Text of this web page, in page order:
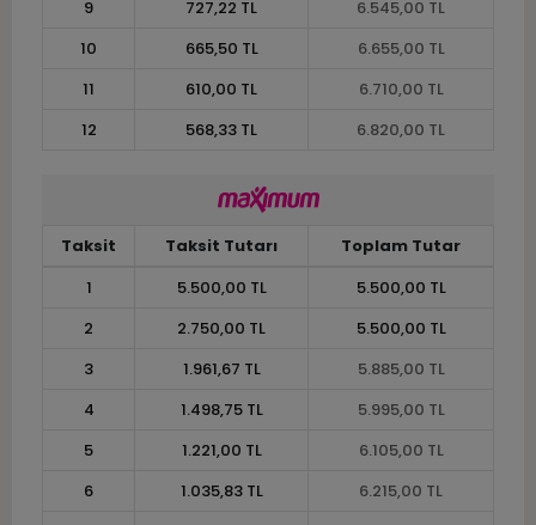
9 727,22 TL
6.545,00 TL
10
665,50 TL
6.655,00 TL
11
610,00 TL
6.710,00 TL
12
568,33 TL 6.820,00 TL
Taksit Taksit Tutarı
Toplam Tutar
1
5.500,00 TL
5.500,00 TL
2
2.750,00 TL
5.500,00 TL
3
1.961,67 TL
5.885,00 TL
4
1.498,75 TL
5.995,00 TL
5
1.221,00 TL
6.105,00 TL
6
1.035,83 TL
6.215,00 TL